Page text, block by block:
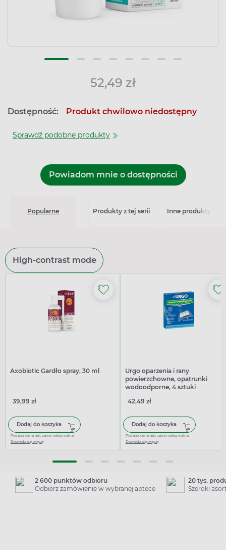
52,49 zł
Dostępność: Produkt chwilowo niedostępny
Sprawdź podobne produkty
Powiadom mnie o dostępności
Popularne Produkty z tej serii Inne produkty z
High-contrast mode
Axobiotic Gardło spray, 30 ml
39,99 zł
Dodaj do koszyka
Podana cena jest ceną maksymalną
Dowiedz się więcej
Urgo oparzenia i rany
powierzchowne, opatrunki
wodoodporne, 4 sztuki
42,49 zł
Dodaj do koszyka
Podana cena jest ceną maksymalną
Dowiedz się więcej
2 600 punktów odbioru
Odbierz zamówienie w wybranej aptece
20 tys.
Szeroki